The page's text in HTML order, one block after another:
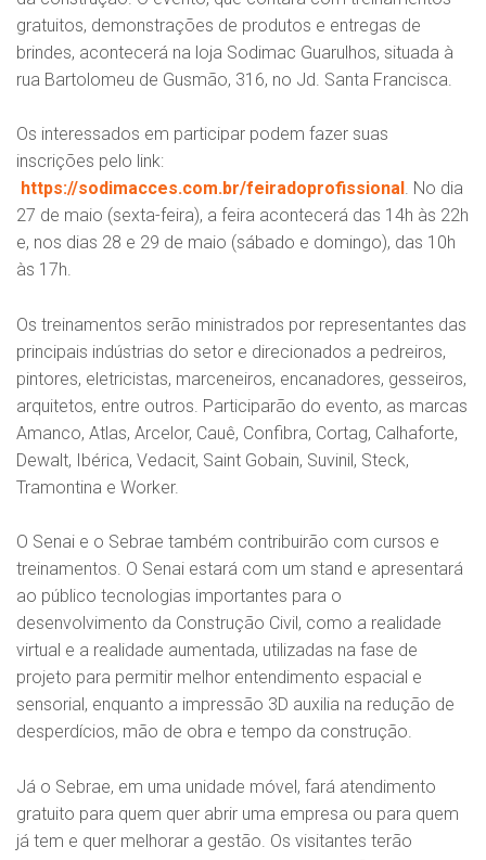
gratuitos, demonstrações de produtos e entregas de
brindes, acontecerá na loja Sodimac Guarulhos, situada à
rua Bartolomeu de Gusmão, 316, no Jd. Santa Francisca.
Os interessados em participar podem fazer suas
inscrições pelo link:
https://sodimacces.com.br/feiradoprofissional. No dia
27 de maio (sexta-feira), a feira acontecerá das 14h às 22h
e, nos dias 28 e 29 de maio (sábado e domingo), das 10h
às 17h.
Os treinamentos serão ministrados por representantes das
principais indústrias do setor e direcionados a pedreiros,
pintores, eletricistas, marceneiros, encanadores, gesseiros,
arquitetos, entre outros. Participarão do evento, as marcas
Amanco, Atlas, Arcelor, Cauê, Confibra, Cortag, Calhaforte,
Dewalt, Ibérica, Vedacit, Saint Gobain, Suvinil, Steck,
Tramontina e Worker.
O Senai e o Sebrae também contribuirão com cursos e
treinamentos. O Senai estará com um stand e apresentará
ao público tecnologias importantes para o
desenvolvimento da Construção Civil, como a realidade
virtual e a realidade aumentada, utilizadas na fase de
projeto para permitir melhor entendimento espacial e
sensorial, enquanto a impressão 3D auxilia na redução de
desperdícios, mão de obra e tempo da construção.
Já o Sebrae, em uma unidade móvel, fará atendimento
gratuito para quem quer abrir uma empresa ou para quem
já tem e quer melhorar a gestão. Os visitantes terão